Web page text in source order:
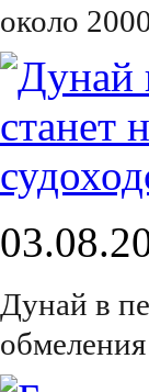
около
Дунай в
обмеления